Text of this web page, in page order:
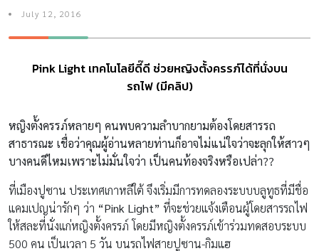
July 12, 2016
Pink Light เทคโนโลยีดี๊ดี ช่วยหญิงตั้งครรภ์ได้ที่นั่งบน
รถไฟ (มีคลิป)
หญิงตั้งครรภ์หลายๆ คนพบความลำบากยามต้องโดยสารรถ
สาธารณะ เชื่อว่าคุณผู้อ่านหลายท่านก็อาจไม่แน่ใจว่าจะลุกให้สาวๆ
บางคนดีไหมเพราะไม่มั่นใจว่า เป็นคนท้องจริงหรือเปล่า??
ที่เมืองปูซาน ประเทศเกาหลีใต้ จึงเริ่มมีการทดลองระบบบลูทูธที่มีชื่อ
แคมเปญน่ารักๆ ว่า “Pink Light” ที่จะช่วยแจ้งเตือนผู้โดยสารรถไฟ
ให้สละที่นั่งแก่หญิงตั้งครรภ์ โดยมีหญิงตั้งครรภ์เข้าร่วมทดสอบระบบ
500 คน เป็นเวลา 5 วัน บนรถไฟสายปูซาน-กิมแฮ